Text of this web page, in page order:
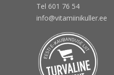
Tel 601 76 54
info@vitamiinikuller.ee